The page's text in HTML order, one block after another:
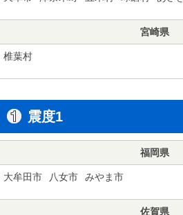
宮崎県
椎葉村
震度1
福岡県
大牟田市 八女市 みやま市
佐賀県